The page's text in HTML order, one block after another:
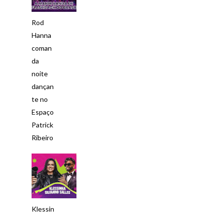
Rod
Hanna
coman
da
noite
dançan
te no
Espaço
Patrick
Ribeiro
Klessin